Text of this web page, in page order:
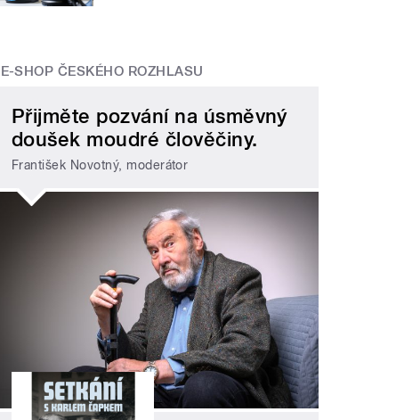
E-SHOP ČESKÉHO ROZHLASU
Přijměte pozvání na úsměvný
doušek moudré člověčiny.
František Novotný, moderátor